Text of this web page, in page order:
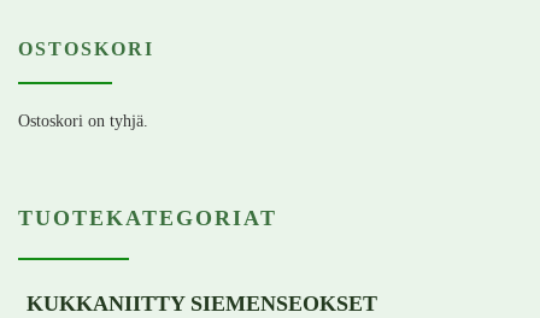
OSTOSKORI
Ostoskori on tyhjä.
TUOTEKATEGORIAT
KUKKANIITTY SIEMENSEOKSET